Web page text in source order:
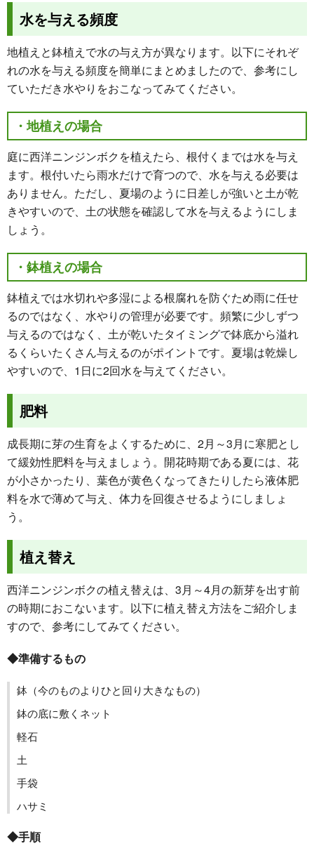
水を与える頻度
地植えと鉢植えで水の与え方が異なります。以下にそれぞ
れの水を与える頻度を簡単にまとめましたので、参考にし
ていただき水やりをおこなってみてください。
・地植えの場合
庭に西洋ニンジンボクを植えたら、根付くまでは水を与え
ます。根付いたら雨水だけで育つので、水を与える必要は
ありません。ただし、夏場のように日差しが強いと土が乾
きやすいので、土の状態を確認して水を与えるようにしま
しょう。
・鉢植えの場合
鉢植えでは水切れや多湿による根腐れを防ぐため雨に任せ
るのではなく、水やりの管理が必要です。頻繁に少しずつ
与えるのではなく、土が乾いたタイミングで鉢底から溢れ
るくらいたくさん与えるのがポイントです。夏場は乾燥し
やすいので、1日に2回水を与えてください。
肥料
成長期に芽の生育をよくするために、2月～3月に寒肥とし
て緩効性肥料を与えましょう。開花時期である夏には、花
が小さかったり、葉色が黄色くなってきたりしたら液体肥
料を水で薄めて与え、体力を回復させるようにしましょ
う。
植え替え
西洋ニンジンボクの植え替えは、3月～4月の新芽を出す前
の時期におこないます。以下に植え替え方法をご紹介しま
すので、参考にしてみてください。
◆準備するもの
鉢（今のものよりひと回り大きなもの）
鉢の底に敷くネット
軽石
土
手袋
ハサミ
◆手順